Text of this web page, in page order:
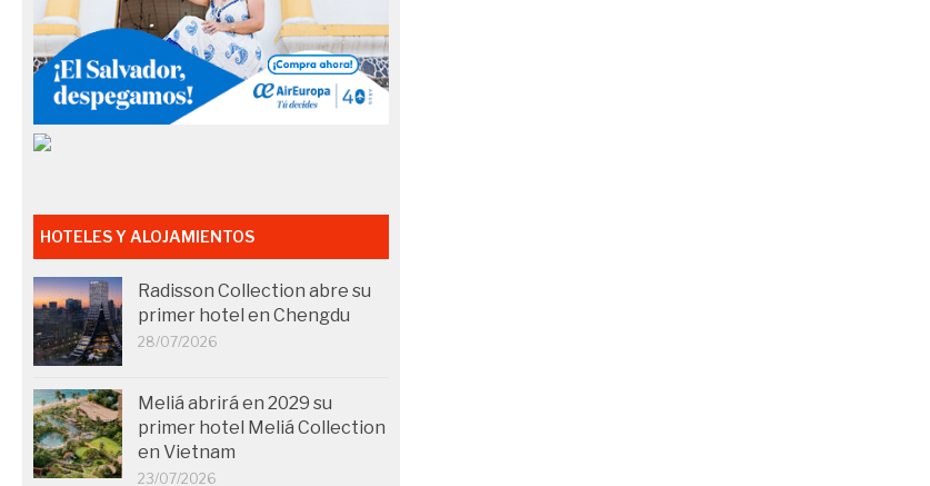
HOTELES Y ALOJAMIENTOS
Radisson Collection abre su
primer hotel en Chengdu
28/07/2026
Meliá abrirá en 2029 su
primer hotel Meliá Collection
en Vietnam
23/07/2026